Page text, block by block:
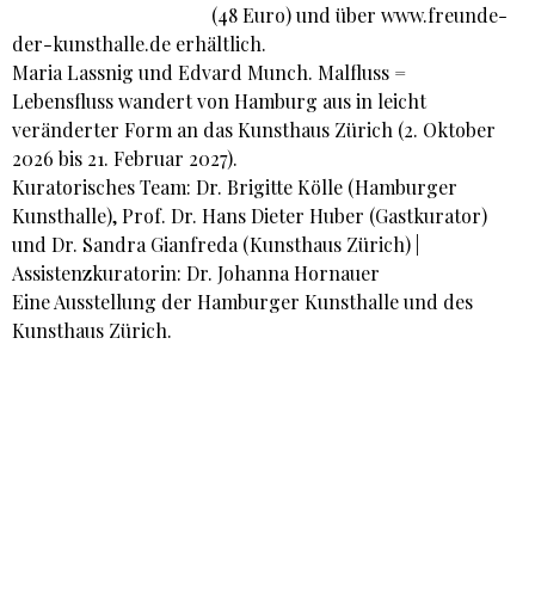
(48 Euro) und über www.freunde-
der-kunsthalle.de erhältlich.
Maria Lassnig und Edvard Munch. Malfluss =
Lebensfluss wandert von Hamburg aus in leicht
veränderter Form an das Kunsthaus Zürich (2. Oktober
2026 bis 21. Februar 2027).
Kuratorisches Team: Dr. Brigitte Kölle (Hamburger
Kunsthalle), Prof. Dr. Hans Dieter Huber (Gastkurator)
und Dr. Sandra Gianfreda (Kunsthaus Zürich) |
Assistenzkuratorin: Dr. Johanna Hornauer
Eine Ausstellung der Hamburger Kunsthalle und des
Kunsthaus Zürich.